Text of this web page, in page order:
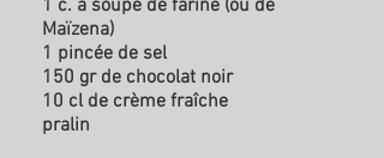
1 c. à soupe de farine (ou de
Maïzena)
1 pincée de sel
150 gr de chocolat noir
10 cl de crème fraîche
pralin